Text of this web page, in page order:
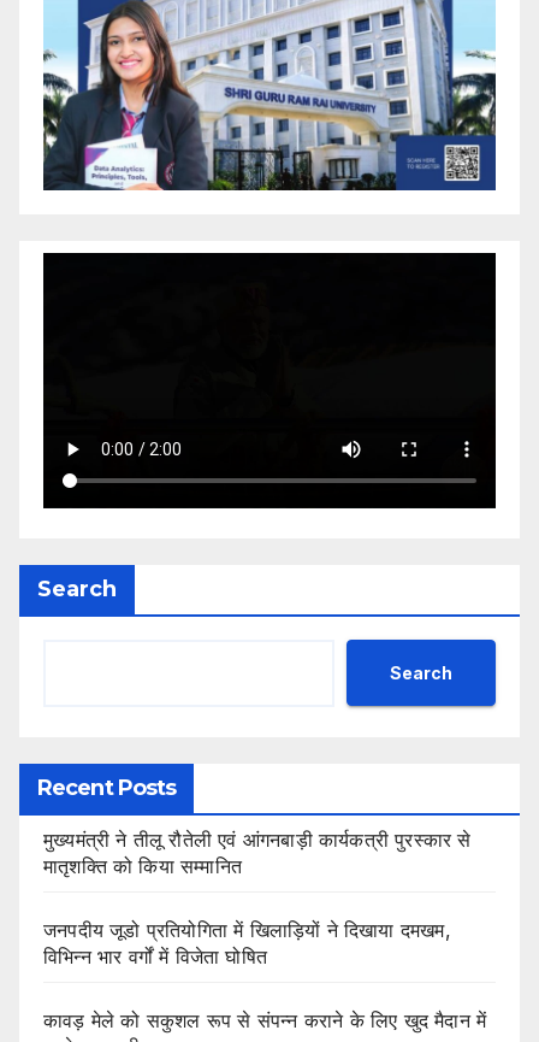
Search
Search
Recent Posts
मुख्यमंत्री ने तीलू रौतेली एवं आंगनबाड़ी कार्यकत्री पुरस्कार से
मातृशक्ति को किया सम्मानित
जनपदीय जूडो प्रतियोगिता में खिलाड़ियों ने दिखाया दमखम,
विभिन्न भार वर्गों में विजेता घोषित
कावड़ मेले को सकुशल रूप से संपन्न कराने के लिए खुद मैदान में